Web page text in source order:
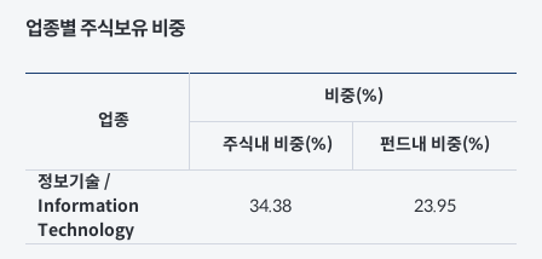
업종별 주식보유 비중
업종
비중(%)
주식내 비중(%)
펀드내 비중(%)
정보기술 /
Information
Technology
34.38 23.95